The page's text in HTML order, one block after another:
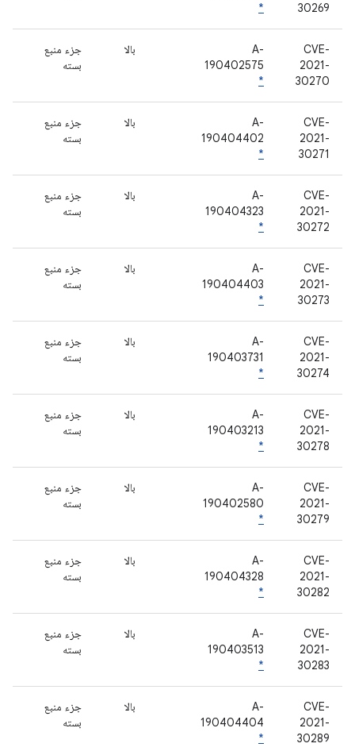
30269
*
CVE-
2021-
30270
A-
190402575
*
بالا
جزء منبع
بسته
CVE-
2021-
30271
A-
190404402
*
بالا
جزء منبع
بسته
CVE-
2021-
30272
A-
190404323
*
بالا
جزء منبع
بسته
CVE-
2021-
30273
A-
190404403
*
بالا
جزء منبع
بسته
CVE-
2021-
30274
A-
190403731
*
بالا
جزء منبع
بسته
CVE-
2021-
30278
A-
190403213
*
بالا
جزء منبع
بسته
CVE-
2021-
30279
A-
190402580
*
بالا
جزء منبع
بسته
CVE-
2021-
30282
A-
190404328
*
بالا
جزء منبع
بسته
CVE-
2021-
30283
A-
190403513
*
بالا
جزء منبع
بسته
CVE-
2021-
30289
A-
190404404
*
بالا
جزء منبع
بسته